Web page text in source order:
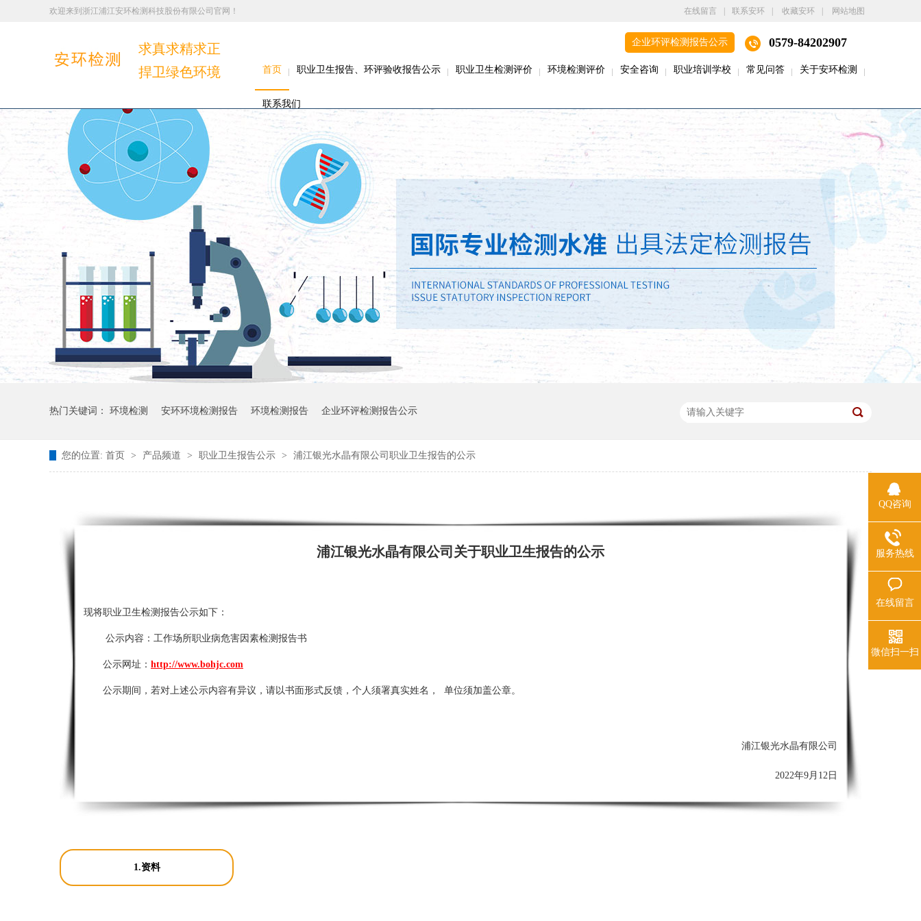
在线留言 联系安环 收藏安环 网站地图
欢迎来到浙江浦江安环检测科技股份有限公司官网！
求真求精求正
捍卫绿色环境
企业环评检测报告公示 0579-84202907
首页 职业卫生报告、环评验收报告公示 职业卫生检测评价 环境检测评价 安全咨询 职业培训学校 常见问答 关于安环检测
联系我们
热门关键词： 环境检测 安环环境检测报告 环境检测报告 企业环评检测报告公示
您的位置: 首页 > 产品频道 > 职业卫生报告公示 > 浦江银光水晶有限公司职业卫生报告的公示
浦江银光水晶有限公司关于职业卫生报告的公示
现将职业卫生检测报告公示如下：
公示内容： 工作场所职业病危害因素检测报告书
公示网址： http://www.bohjc.com
公示期间，若对上述公示内容有异议，请以书面形式反馈，个人须署真实姓名， 单位须加盖公章。
浦江银光水晶有限公司
2022年9月12 日
1.资料
QQ咨询
服务热线
在线留言
微信扫一扫